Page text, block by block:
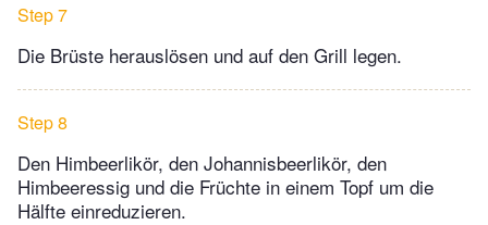
Step 7
Die Brüste herauslösen und auf den Grill legen.
Step 8
Den Himbeerlikör, den Johannisbeerlikör, den
Himbeeressig und die Früchte in einem Topf um die
Hälfte einreduzieren.